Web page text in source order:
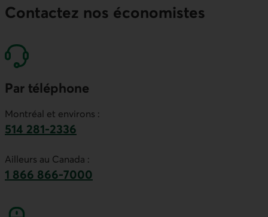
Contactez nos économistes
Par téléphone
Montréal et environs :
514 281-2336
Ailleurs au Canada :
1 866 866-7000